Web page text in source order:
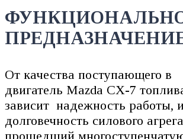
От качества поступающего в
двигатель Mazda CX-7
зависит надежность работы,
долговечность силового
прошедший